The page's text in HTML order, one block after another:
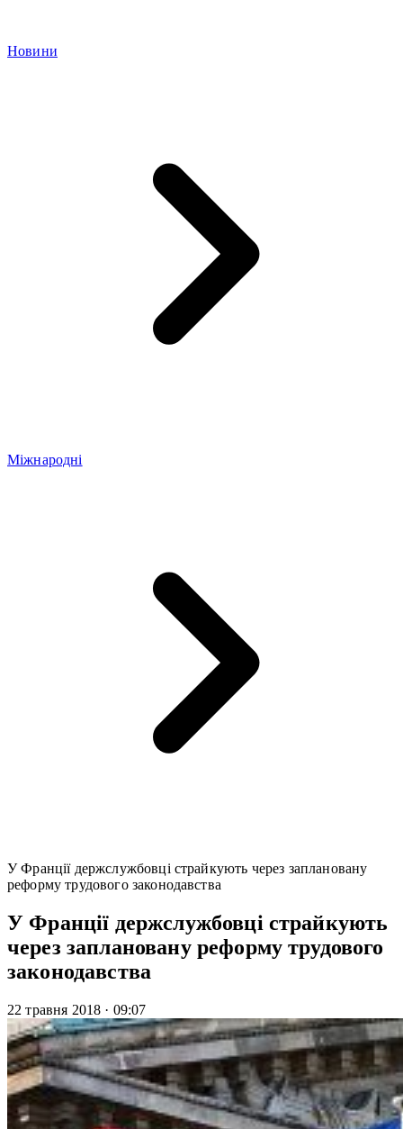
Новини
Міжнародні
У Франції держслужбовці страйкують через заплановану
реформу трудового законодавства
У Франції держслужбовці страйкують
через заплановану реформу трудового
законодавства
22 травня 2018 · 09:07